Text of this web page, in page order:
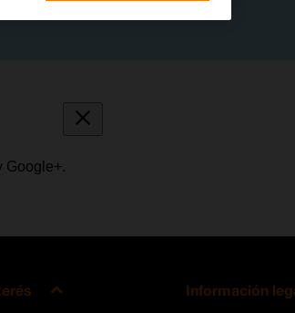
Google+.
Información